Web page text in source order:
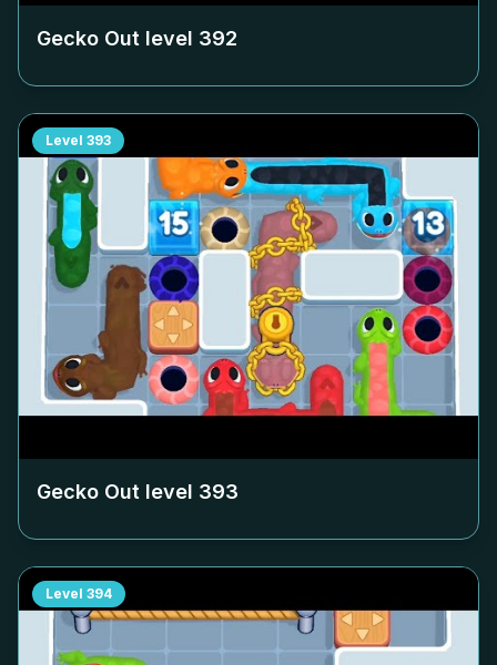
Gecko Out level 392
Level 393
Gecko Out level 393
Level 394